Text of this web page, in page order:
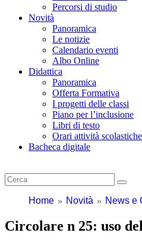
Percorsi di studio
Novità
Panoramica
Le notizie
Calendario eventi
Albo Online
Didattica
Panoramica
Offerta Formativa
I progetti delle classi
Piano per l’inclusione
Libri di testo
Orari attività scolastiche
Bacheca digitale
Home Novità News e
Circolare n 25: uso